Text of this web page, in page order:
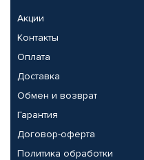
Акции
Контакты
Оплата
Доставка
Обмен и возврат
Гарантия
Договор-оферта
Политика обработки